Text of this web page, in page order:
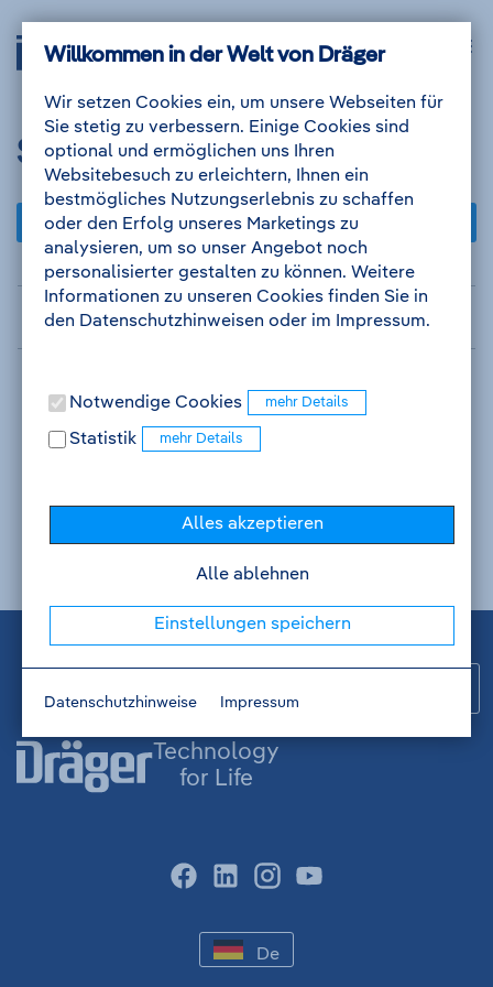
Zum
Inhalt
Anmelden
Zur
Navigation
Drägerwerk
AG
KGaA
-
Startseite
Willkommen in der Welt von Dräger
Wir setzen Cookies ein, um unsere Webseiten für
Sie stetig zu verbessern. Einige Cookies sind
optional und ermöglichen uns Ihren
Websitebesuch zu erleichtern, Ihnen ein
bestmögliches Nutzungserlebnis zu schaffen
oder den Erfolg unseres Marketings zu
analysieren, um so unser Angebot noch
personalisierter gestalten zu können. Weitere
Informationen zu unseren Cookies finden Sie in
den Datenschutzhinweisen oder im Impressum.
Notwendige Cookies
Statistik
Alles akzeptieren
Alle ablehnen
Einstellungen speichern
Datenschutzhinweise Impressum
Suchergebnis
Favoriten Job Abo erstellen
Zum
Suchergebnis
Suchkriterien
Fußzeile
Technology
for Life
facebook
linkedininstagram
De
-
DEUTSCH